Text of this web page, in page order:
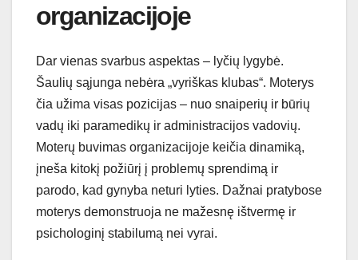
organizacijoje
Dar vienas svarbus aspektas – lyčių lygybė.
Šaulių sąjunga nebėra „vyriškas klubas“. Moterys
čia užima visas pozicijas – nuo snaiperių ir būrių
vadų iki paramedikų ir administracijos vadovių.
Moterų buvimas organizacijoje keičia dinamiką,
įneša kitokį požiūrį į problemų sprendimą ir
parodo, kad gynyba neturi lyties. Dažnai pratybose
moterys demonstruoja ne mažesnę ištvermę ir
psichologinį stabilumą nei vyrai.